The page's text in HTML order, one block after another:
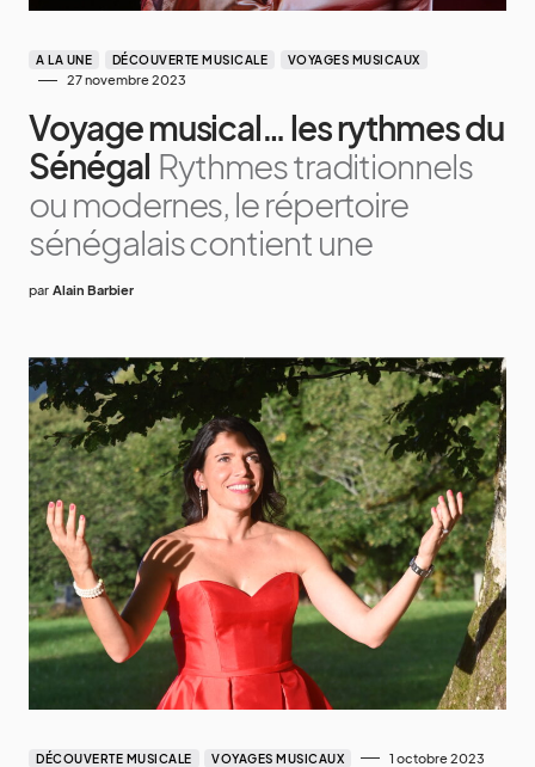
A LA UNE DÉCOUVERTE MUSICALE VOYAGES MUSICAUX
27 novembre 2023
Voyage musical… les rythmes du
Sénégal Rythmes traditionnels
ou modernes, le répertoire
sénégalais contient une
par Alain Barbier
DÉCOUVERTE MUSICALE VOYAGES MUSICAUX 1 octobre 2023